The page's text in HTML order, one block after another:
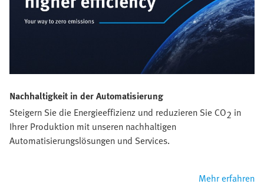
Nachhaltigkeit in der Automatisierung
Steigern Sie die Energieeffizienz und reduzieren Sie CO2 in
Ihrer Produktion mit unseren nachhaltigen
Automatisierungslösungen und Services.
Mehr erfahren